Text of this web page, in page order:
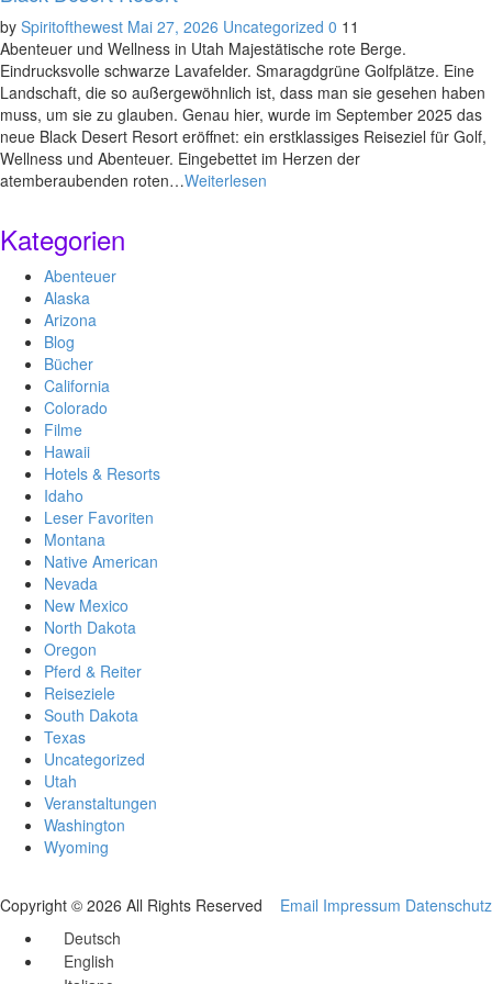
by Spiritofthewest Mai 27, 2026 Uncategorized 0 11
Abenteuer und Wellness in Utah Majestätische rote Berge.
Eindrucksvolle schwarze Lavafelder. Smaragdgrüne Golfplätze. Eine
Landschaft, die so außergewöhnlich ist, dass man sie gesehen haben
muss, um sie zu glauben. Genau hier, wurde im September 2025 das
neue Black Desert Resort eröffnet: ein erstklassiges Reiseziel für Golf,
Wellness und Abenteuer. Eingebettet im Herzen der
atemberaubenden roten…Weiterlesen
Kategorien
Abenteuer
Alaska
Arizona
Blog
Bücher
California
Colorado
Filme
Hawaii
Hotels & Resorts
Idaho
Leser Favoriten
Montana
Native American
Nevada
New Mexico
North Dakota
Oregon
Pferd & Reiter
Reiseziele
South Dakota
Texas
Uncategorized
Utah
Veranstaltungen
Washington
Wyoming
Copyright © 2026 All Rights Reserved Email Impressum Datenschutz
Deutsch
English